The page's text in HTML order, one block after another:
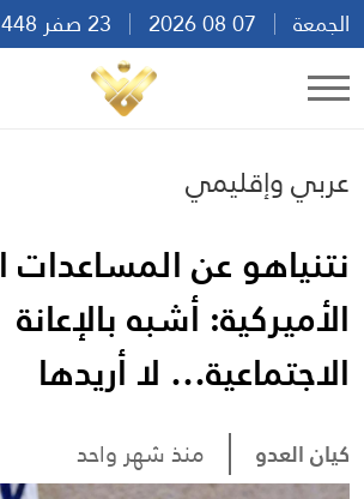
الجمعة
عربي وإقليمي
نتنياهو عن المساعدات
الأميركية: أشبه بالإعانة
الاجتماعية… لا أريدها
كيان العدو منذ شهر واحد